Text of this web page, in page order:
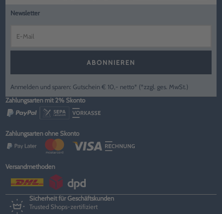
Newsletter
ABONNIEREN
Anmelden und sparen: Gutschein € 10,- netto* (*zzgl. ges. MwSt.)
Zahlungsarten mit 2% Skonto
Zahlungsarten ohne Skonto
Versandmethoden
Sicherheit für Geschäftskunden
Trusted Shops-zertifiziert